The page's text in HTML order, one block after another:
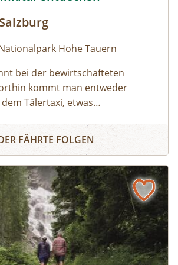
Salzburg
Hohe Tauern
bei der bewirtschafteten
kommt man entweder
Tälertaxi, etwas
mit dem Ranger wird
erwandert. Zu sehen gibt es
und Naturlandschaft und – mit
die einen oder anderen
am Rauriser Tauernhaus führt
weiter in Richtung Hochtor
bis schließlich bei der
Tourenziel erreicht wird. Hier
FÄHRTE FOLGEN